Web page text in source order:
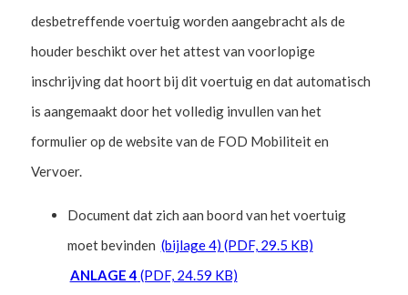
desbetreffende voertuig worden aangebracht als de
houder beschikt over het attest van voorlopige
inschrijving dat hoort bij dit voertuig en dat automatisch
is aangemaakt door het volledig invullen van het
formulier op de website van de FOD Mobiliteit en
Vervoer.
Document dat zich aan boord van het voertuig
moet bevinden (bijlage 4) (PDF, 29.5 KB)
ANLAGE 4 (PDF, 24.59 KB)